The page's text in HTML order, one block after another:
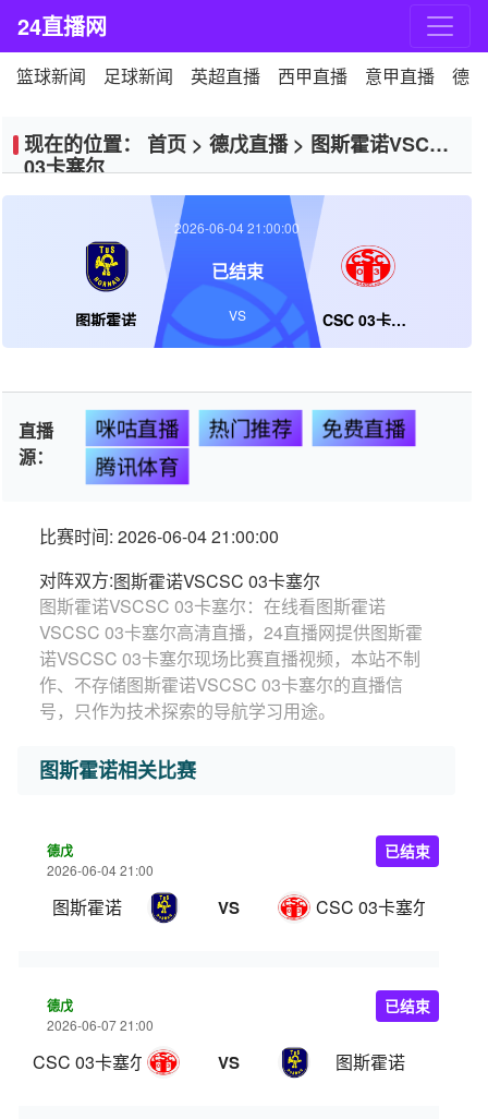
24直播网
篮球新闻 足球新闻 英超直播 西甲直播 意甲直播 德
现在的位置： 首页 > 德戊直播> 图斯霍诺VSCSC
03卡塞尔
图斯霍诺 CSC 03卡塞尔
2026-06-04 21:00:00
已结束
VS
直播
源：
咪咕直播 热门推荐
免费直播
腾讯体育
比赛时间: 2026-06-04 21:00:00
对阵双方:图斯霍诺VSCSC 03卡塞尔
图斯霍诺VSCSC 03卡塞尔：在线看图斯霍诺
VSCSC 03卡塞尔高清直播，24直播网提供图斯霍
诺VSCSC 03卡塞尔现场比赛直播视频，本站不制
作、不存储图斯霍诺VSCSC 03卡塞尔的直播信
号，只作为技术探索的导航学习用途。
图斯霍诺相关比赛
德戊
2026-06-04 21:00
图斯霍诺 VS CSC 03卡塞尔
已结束
德戊
2026-06-07 21:00
CSC 03卡塞尔 VS 图斯霍诺
已结束